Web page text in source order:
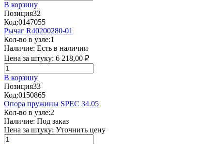
В корзину
Позиция32
Код:0147055
Рычаг R40200280-01
Кол-во в узле:1
Наличие: Есть в наличии
Цена за штуку: 6 218,00 ₽
В корзину
Позиция33
Код:0150865
Опора пружины SPEC 34.05
Кол-во в узле:2
Наличие: Под заказ
Цена за штуку: Уточнить цену